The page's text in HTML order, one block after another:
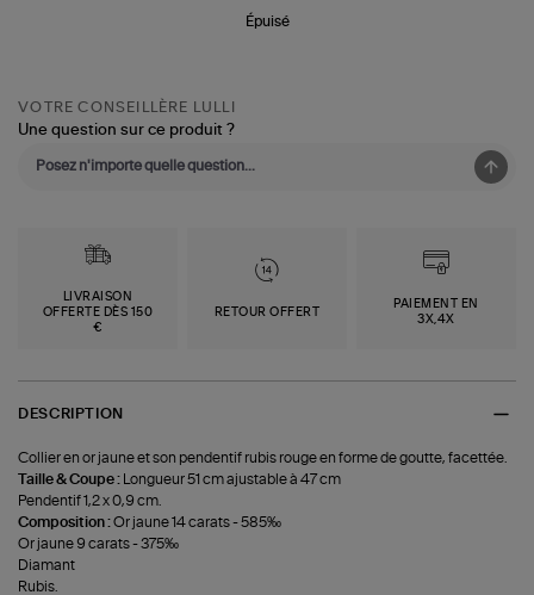
Épuisé
VOTRE CONSEILLÈRE LULLI
Une question sur ce produit ?
LIVRAISON
OFFERTE DÈS 150
€
RETOUR OFFERT
PAIEMENT EN
3X,4X
DESCRIPTION
Collier en or jaune et son pendentif rubis rouge en forme de goutte, facettée.
Taille & Coupe :
Longueur 51 cm ajustable à 47 cm
Pendentif 1,2 x 0,9 cm.
Composition :Or jaune 14 carats - 585‰
Or jaune 9 carats - 375‰
Diamant
Rubis.